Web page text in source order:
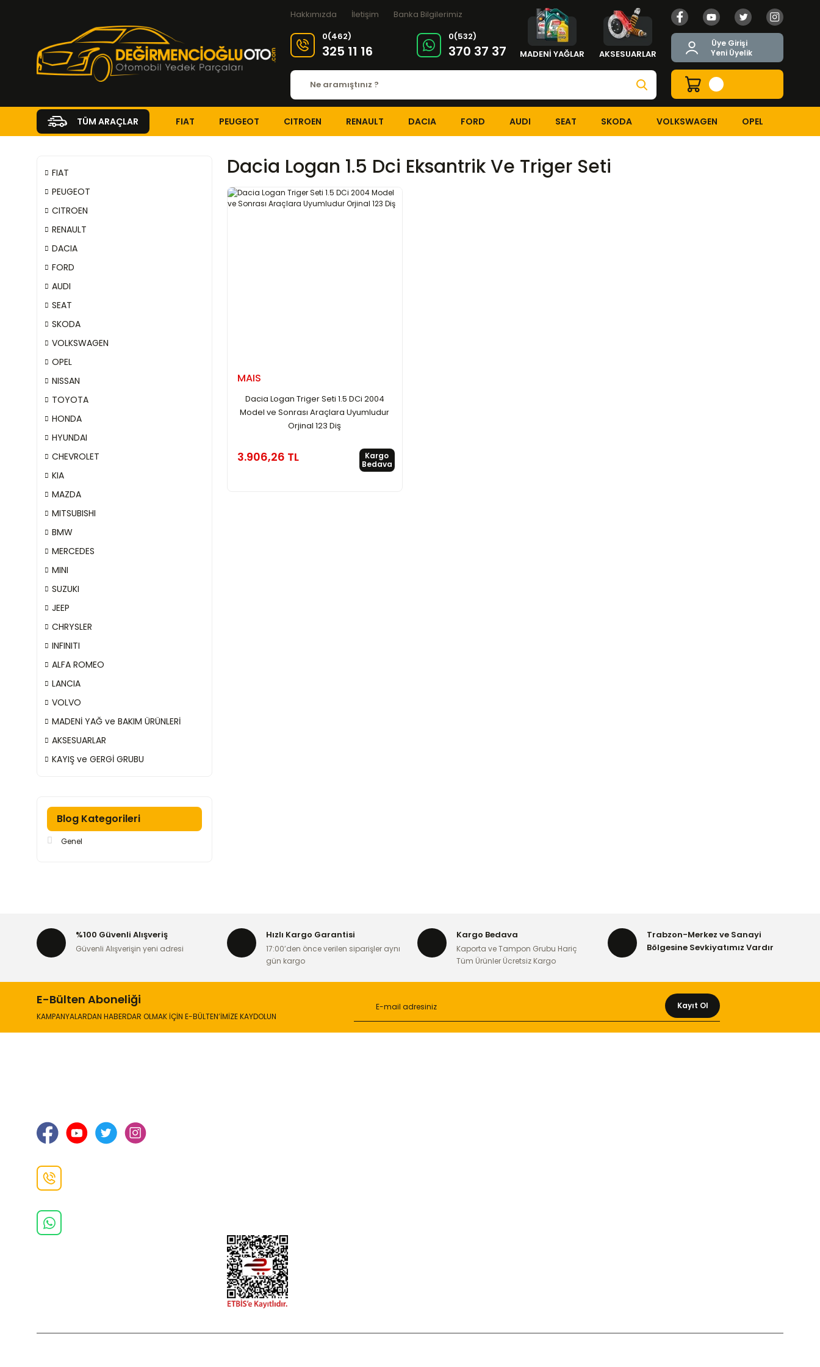
Hakkımızda İletişim
Banka Bilgilerimiz
0(462)
325 11 16
0(532)
370 37 37 MADENİ YAĞLAR AKSESUARLAR
Üye Girişi
Yeni Üyelik
TÜM ARAÇLAR FIAT PEUGEOT CITROEN RENAULT DACIA FORD AUDI SEAT SKODA VOLKSWAGEN OPEL
FIAT
PEUGEOT
CITROEN
RENAULT
DACIA
FORD
AUDI
SEAT
SKODA
VOLKSWAGEN
OPEL
NISSAN
TOYOTA
HONDA
HYUNDAI
CHEVROLET
KIA
MAZDA
MITSUBISHI
BMW
MERCEDES
MINI
SUZUKI
JEEP
CHRYSLER
INFINITI
ALFA ROMEO
LANCIA
VOLVO
MADENİ YAĞ ve BAKIM ÜRÜNLERİ
AKSESUARLAR
KAYIŞ ve GERGİ GRUBU
Blog Kategorileri
Genel
Dacia Logan 1.5 Dci Eksantrik Ve Triger Seti
MAIS
Dacia Logan Triger Seti 1.5 DCi 2004
Model ve Sonrası Araçlara Uyumludur
Orjinal 123 Diş
3.906,26 TL
Kargo
Bedava
%100 Güvenli Alışveriş
Güvenli Alışverişin yeni adresi
Hızlı Kargo Garantisi
17:00’den önce verilen siparişler aynı
gün kargo
Kargo Bedava
Kaporta ve Tampon Grubu Hariç
Tüm Ürünler Ücretsiz Kargo
Trabzon-Merkez ve Sanayi
Bölgesine Sevkiyatımız Vardır
E-Bülten Aboneliği
KAMPANYALARDAN HABERDAR OLMAK İÇİN E-BÜLTEN’İMİZE KAYDOLUN
Kayıt Ol